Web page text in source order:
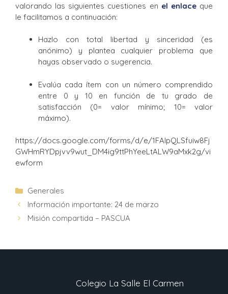
valorando las siguientes cuestiones en el enlace que
le facilitamos a continuación:
Hazlo con total libertad y sinceridad (es
anónimo) y plantea cualquier problema que
hayas observado o sugerencia.
Evalúa cada ítem con un número comprendido
entre 0 y 10 en función de tu grado de
satisfacción (0= valor mínimo; 10= valor
máximo).
https://docs.google.com/forms/d/e/1FAIpQLSfuiw8Fj
GWHmRYDpjvv9wut_DM4ig9ttPhYeeLtALW9aMxk2g/vi
ewform
Generales
Información importante: 24 de marzo
Misión compartida – PASCUA
Colegio La Salle El Carmen